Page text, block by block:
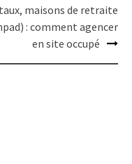
maisons de retraite
: comment agencer
en site occupé